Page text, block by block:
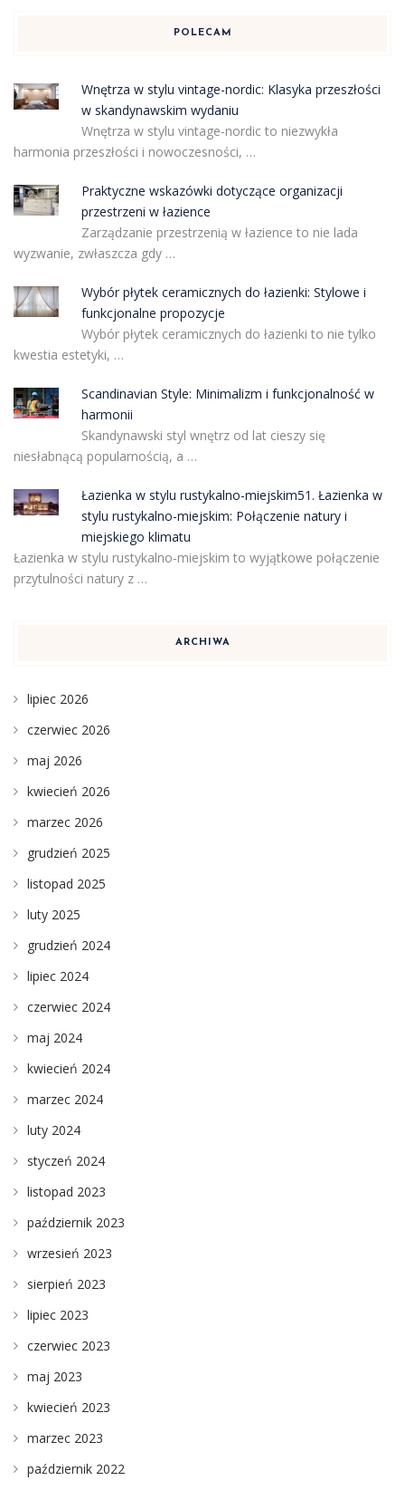
POLECAM
Wnętrza w stylu vintage-nordic: Klasyka przeszłości
w skandynawskim wydaniu
Wnętrza w stylu vintage-nordic to niezwykła
harmonia przeszłości i nowoczesności, …
Praktyczne wskazówki dotyczące organizacji
przestrzeni w łazience
Zarządzanie przestrzenią w łazience to nie lada
wyzwanie, zwłaszcza gdy …
Wybór płytek ceramicznych do łazienki: Stylowe i
funkcjonalne propozycje
Wybór płytek ceramicznych do łazienki to nie tylko
kwestia estetyki, …
Scandinavian Style: Minimalizm i funkcjonalność w
harmonii
Skandynawski styl wnętrz od lat cieszy się
niesłabnącą popularnością, a …
Łazienka w stylu rustykalno-miejskim51. Łazienka w
stylu rustykalno-miejskim: Połączenie natury i
miejskiego klimatu
Łazienka w stylu rustykalno-miejskim to wyjątkowe połączenie
przytulności natury z …
ARCHIWA
lipiec 2026
czerwiec 2026
maj 2026
kwiecień 2026
marzec 2026
grudzień 2025
listopad 2025
luty 2025
grudzień 2024
lipiec 2024
czerwiec 2024
maj 2024
kwiecień 2024
marzec 2024
luty 2024
styczeń 2024
listopad 2023
październik 2023
wrzesień 2023
sierpień 2023
lipiec 2023
czerwiec 2023
maj 2023
kwiecień 2023
marzec 2023
październik 2022